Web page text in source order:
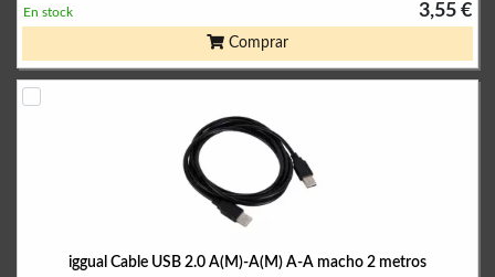
3,55 €
En stock
Comprar
iggual Cable USB 2.0 A(M)-A(M) A-A macho 2 metros